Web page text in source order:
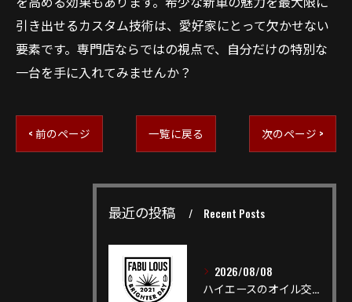
引き出せるカスタム技術は、愛好家にとって欠かせない
要素です。専門店ならではの視点で、自分だけの特別な
一台を手に入れてみませんか？
< 前のページ 一覧に戻る 次のページ >
最近の投稿 Recent Posts
2026/08/08
ハイエースのオイル交換を安心して行う頻度や費用と失敗しない選び方